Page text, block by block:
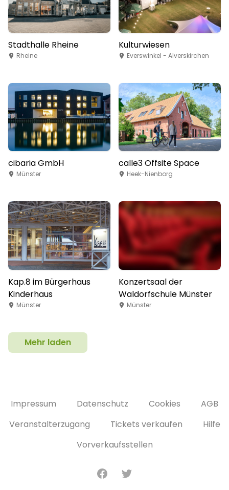
Stadthalle Rheine
Rheine
Kulturwiesen
Everswinkel - Alverskirchen
cibaria GmbH
Münster
calle3 Offsite Space
Heek-Nienborg
Kap.8 im Bürgerhaus
Kinderhaus
Münster
Konzertsaal der
Waldorfschule Münster
Münster
Mehr laden
Impressum Datenschutz Cookies
AGB
Veranstalterzugang
Tickets verkaufen
Hilfe
Vorverkaufsstellen
FacebookTwitter